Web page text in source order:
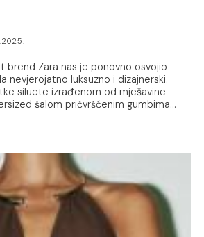
brend Zara nas je ponovno osvojio
nevjerojatno luksuzno i dizajnerski.
siluete izrađenom od mješavine
šalom pričvršćenim gumbima...